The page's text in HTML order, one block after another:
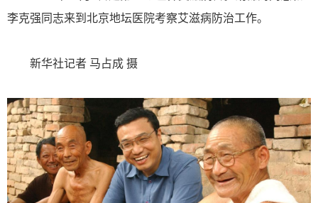
李克强同志来到北京地坛医院考察艾滋病防治工作。
新华社记者 马占成 摄